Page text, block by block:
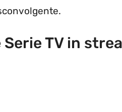
TV in